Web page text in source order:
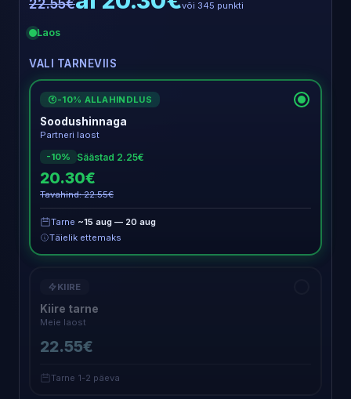
22.55€ või 345 punkti
Laos
VALI TARNEVIIS
€ -10% ALLAHINDLUS
Soodushinnaga
Partneri laost
-10%
Säästad 2.25€
20.30€
Tavahind: 22.55€
Tarne ~15 aug — 20 aug
Täielik ettemaks
KIIRE
Kiire tarne
Meie laost
22.55€
Tarne 1-2 päeva